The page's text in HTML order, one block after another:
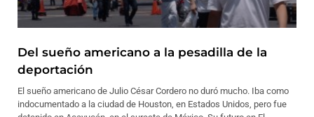
Del sueño americano a la pesadilla de la
deportación
El sueño americano de Julio César Cordero no duró mucho. Iba como
indocumentado a la ciudad de Houston, en Estados Unidos, pero fue